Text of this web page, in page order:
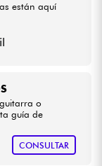
o
guía de
CONSULTAR
están aquí